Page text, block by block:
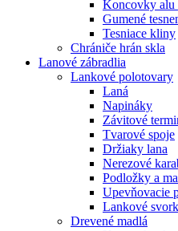
Koncovky alu
Gumené
Tesniace kliny
Chrániče hrán skla
Lanové zábradlia
Lankové polotovary
Laná
Napináky
Závitové
Tvarové spoje
Držiaky lana
Nerezové
Podložky a
Upevňovacie
Lankové
Drevené madlá